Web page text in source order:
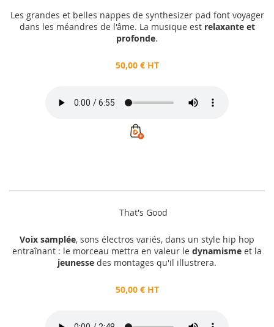
Les grandes et belles nappes de synthesizer pad font voyager
dans les méandres de l'âme. La musique est relaxante et
profonde.
50,00 € HT
That's Good
Voix samplée, sons électros variés, dans un style hip hop
entraînant : le morceau mettra en valeur le dynamisme et la
jeunesse des montages qu'il illustrera.
50,00 € HT